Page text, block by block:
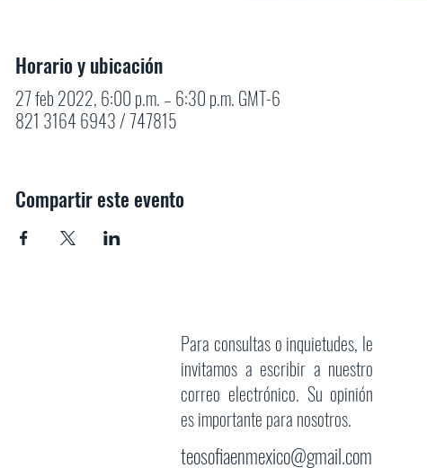
Horario y ubicación
27 feb 2022, 6:00 p.m. – 6:30 p.m. GMT-6
821 3164 6943 / 747815
Compartir este evento
Para consultas o inquietudes, le
invitamos a escribir a nuestro
correo electrónico. Su opinión
es importante para nosotros.
teosofiaenmexico@gmail.com